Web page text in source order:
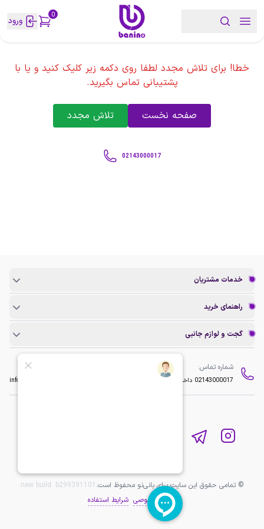
0 ورود
خطا! برای تلاش مجدد لطفا روی دکمه زیر کلیک کنید و یا با
پشتیبانی تماس بگیرید.
صفحه نخست تلاش مجدد
02143000017
خدمات مشتریان
راهنمای خرید
گجت و لوازم جانبی
شماره تماس:
02143000017 داخلی 2 info@baninopc.com
© تمامی حقوق این سایت برای بانی‌نو محفوظ است. new build: b299391101
حریم خصوصی شرایط استفاده